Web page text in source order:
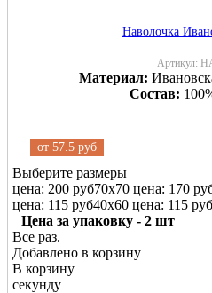
Наволочка
Артикул:
Материал:
Состав:
от 57.5 руб
Выберите размеры
цена: 200 руб70х70 цена: 170
цена: 115 руб40х60 цена: 115 руб
Цена за упаковку - 2 шт
Все раз.
Добавлено в корзину
В корзину
секунду